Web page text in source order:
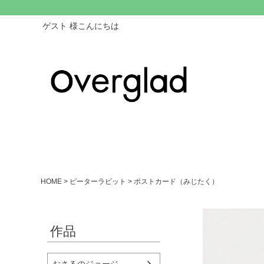
ゲスト 様こんにちは
HOME ピーターラビット ポストカード（みじたく）
作品